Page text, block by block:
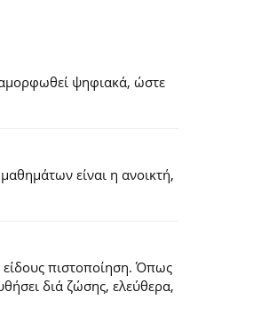
ψηφιακά, ώστε
είναι η ανοικτή,
πιστοποίηση. Όπως
διά ζώσης, ελεύθερα,